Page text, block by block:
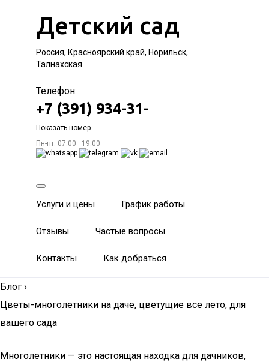
Детский сад
Россия, Красноярский край, Норильск,
Талнахская
Телефон:
+7 (391) 934-31-
Показать номер
Пн-пт: 07:00—19:00
Услуги и цены График работы
Отзывы Частые вопросы
Контакты Как добраться
Блог ›
Цветы-многолетники на даче, цветущие все лето, для
вашего сада
Многолетники — это настоящая находка для дачников,